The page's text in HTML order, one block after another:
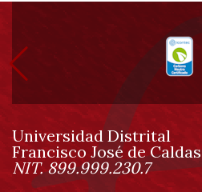
Información
pie
de
página
Información
Universidad Distrital
Francisco José de Caldas
NIT. 899.999.230.7